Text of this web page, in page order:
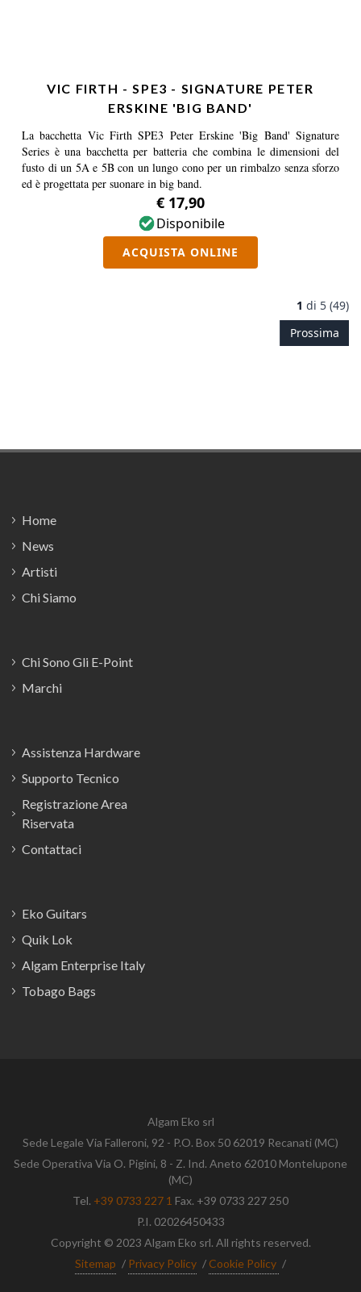
VIC FIRTH - SPE3 - SIGNATURE PETER
ERSKINE 'BIG BAND'
La bacchetta Vic Firth SPE3 Peter Erskine 'Big Band' Signature
Series è una bacchetta per batteria che combina le dimensioni del
fusto di un 5A e 5B con un lungo cono per un rimbalzo senza sforzo
ed è progettata per suonare in big band.
€ 17,90
Disponibile
ACQUISTA ONLINE
1 di 5 (49)
Prossima
Home
News
Artisti
Chi Siamo
Chi Sono Gli E-Point
Marchi
Assistenza Hardware
Supporto Tecnico
Registrazione Area
Riservata
Contattaci
Eko Guitars
Quik Lok
Algam Enterprise Italy
Tobago Bags
Algam Eko srl
Sede Legale Via Falleroni, 92 - P.O. Box 50 62019 Recanati (MC)
Sede Operativa Via O. Pigini, 8 - Z. Ind. Aneto 62010 Montelupone
(MC)
Tel. +39 0733 227 1 Fax. +39 0733 227 250
P.I. 02026450433
Copyright © 2023 Algam Eko srl. All rights reserved.
Sitemap / Privacy Policy / Cookie Policy /